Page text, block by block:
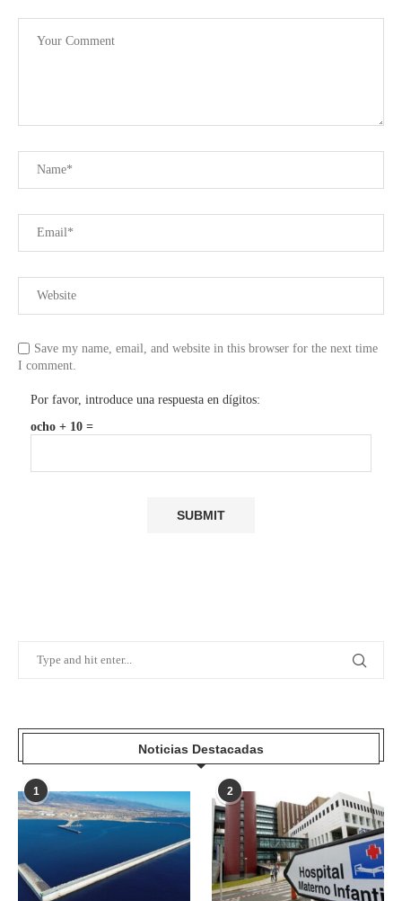
Save my name, email, and website in this browser for the next time
I comment.
Por favor, introduce una respuesta en dígitos:
ocho + 10 =
Noticias Destacadas
1 2